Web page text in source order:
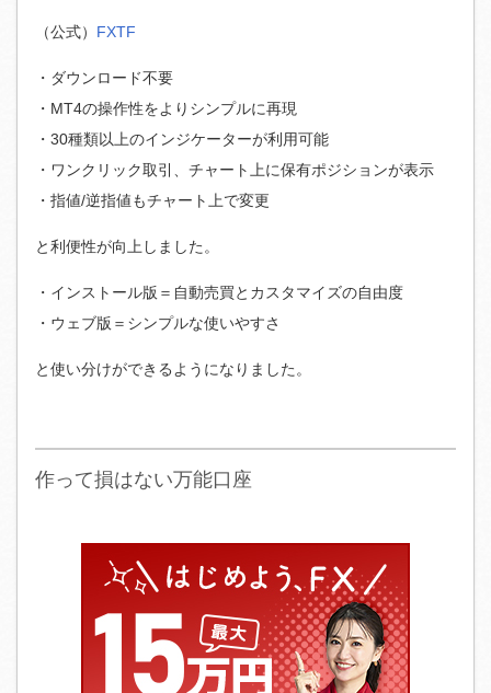
（公式） FXTF
・ダウンロード不要
・MT4の操作性をよりシンプルに再現
・30種類以上のインジケーターが利用可能
・ワンクリック取引、チャート上に保有ポジションが表示
・指値/逆指値もチャート上で変更
と利便性が向上しました。
・インストール版＝自動売買とカスタマイズの自由度
・ウェブ版＝シンプルな使いやすさ
と使い分けができるようになりました。
作って損はない万能口座